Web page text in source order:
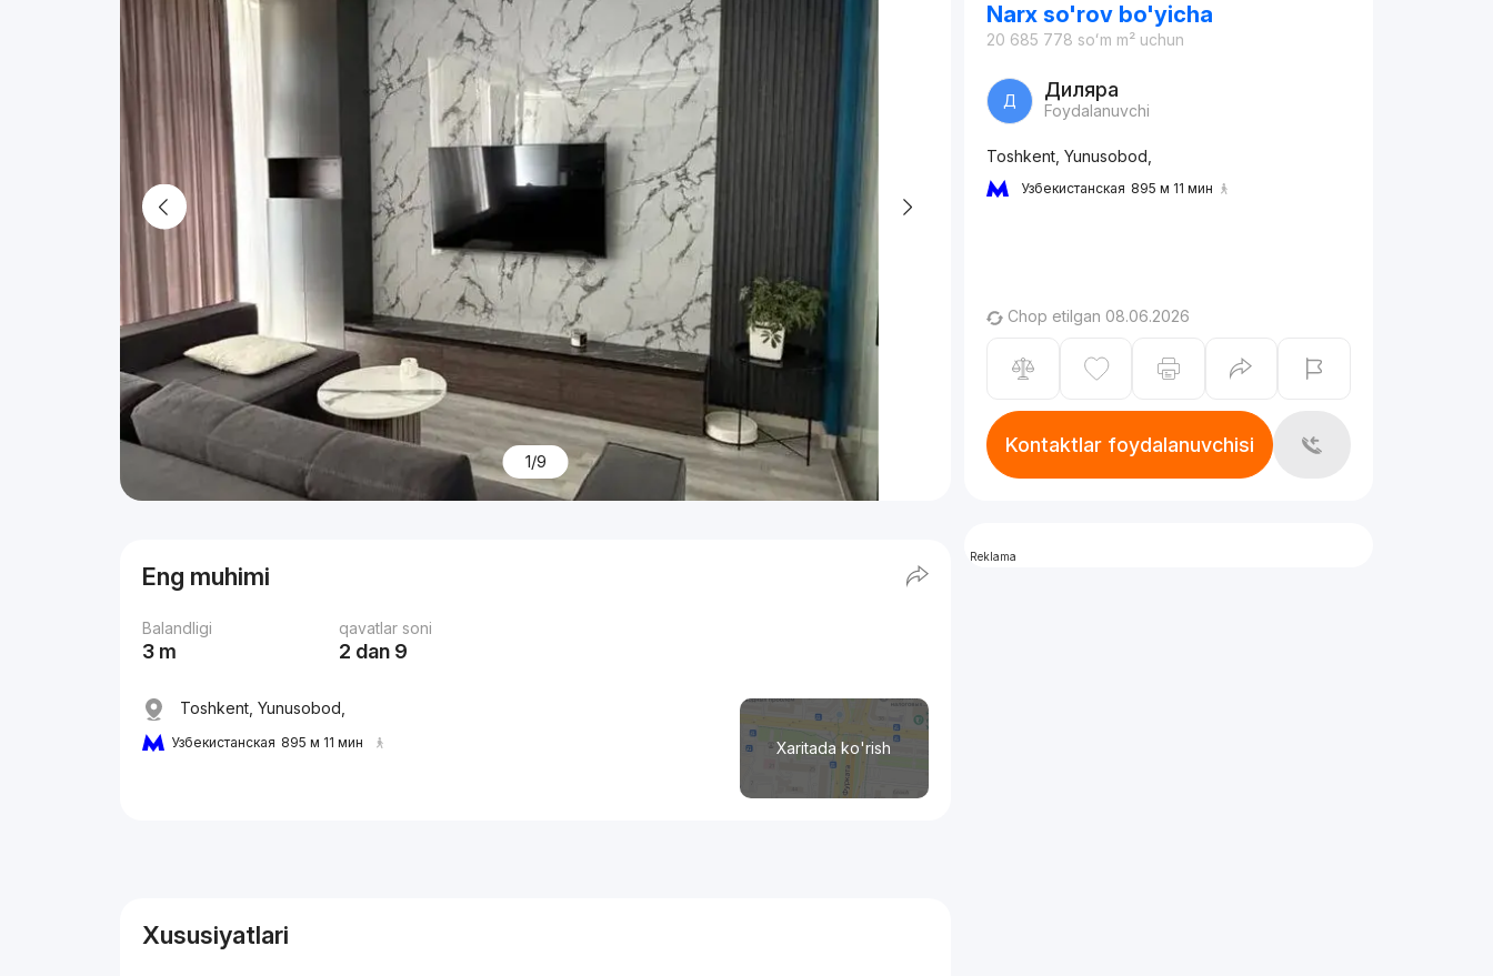
1/9
Eng muhimi
Balandligi
3 m
qavatlar soni
2 dan 9
Xaritada ko'rish
Toshkent, Yunusobod,
Узбекистанская 895 м 11 мин
Xususiyatlari
Narx so'rov bo'yicha
20 685 778 soʻm m² uchun
Д Диляра
Foydalanuvchi
Toshkent, Yunusobod,
Узбекистанская 895 м 11 мин
Chop etilgan 08.06.2026
Kontaktlar foydalanuvchisi
Reklama